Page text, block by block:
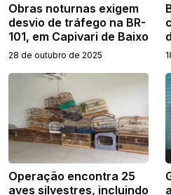
Obras noturnas exigem
desvio de tráfego na BR-
101, em Capivari de Baixo
28 de outubro de 2025
Operação encontra 25
aves silvestres, incluindo